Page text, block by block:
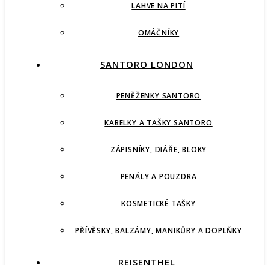
LAHVE NA PITÍ
OMÁČNÍKY
SANTORO LONDON
PENĚŽENKY SANTORO
KABELKY A TAŠKY SANTORO
ZÁPISNÍKY, DIÁŘE, BLOKY
PENÁLY A POUZDRA
KOSMETICKÉ TAŠKY
PŘÍVĚSKY, BALZÁMY, MANIKŮRY A DOPLŇKY
REISENTHEL